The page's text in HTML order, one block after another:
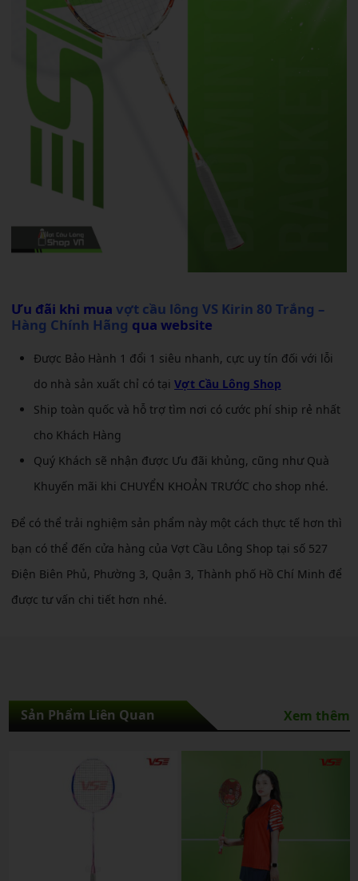
Ưu đãi khi mua vợt cầu lông VS Kirin 80 Trắng –
Hàng Chính Hãng qua website
Được Bảo Hành 1 đổi 1 siêu nhanh, cực uy tín đối với lỗi
do nhà sản xuất chỉ có tại Vợt Cầu Lông Shop
Ship toàn quốc và hỗ trợ tìm nơi có cước phí ship rẻ nhất
cho Khách Hàng
Quý Khách sẽ nhận được Ưu đãi khủng, cũng như Quà
Khuyến mãi khi CHUYỂN KHOẢN TRƯỚC cho shop nhé.
Để có thể trải nghiệm sản phẩm này một cách thực tế hơn thì
bạn có thể đến cửa hàng của Vợt Cầu Lông Shop tại số 527
Điện Biên Phủ, Phường 3, Quận 3, Thành phố Hồ Chí Minh để
được tư vấn chi tiết hơn nhé.
Sản Phẩm Liên Quan Xem thêm